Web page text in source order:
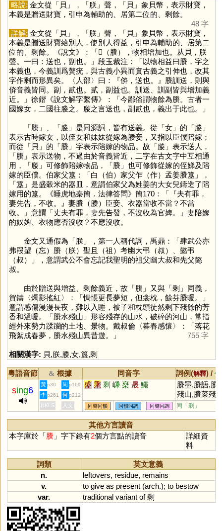
略說: 金文從「 貝 」，「朕」聲，「 貝 」象貝幣，表示財寶，
本義是贈送財寶，引申為輔助的、居第二位的、剩餘。
48 字
詳解: 金文從「 貝 」，「朕」聲，「 貝 」象貝幣，表示財寶，
本義是贈送財寶給別人，使別人得益，引申為輔助的、居第二
位的、剩餘。《說文》：「𧷽（賸），物相增加也。从貝，朕
聲。一曰：送也，副也。」段玉裁注：「以物相益曰賸，字之
本義也，今義訓爲贅疣，與古義小異而實古義之引伸也，改其
字作剩而形異矣。〈人部〉曰：『㑞，送也。』賸訓送，則與
㑞音義皆同。副，貳也。貳，副益也。訓送、訓副皆與增加義
近。」徐鍇《說文解字繫傳》：「今鄙俗謂物餘為賸。古者一
國嫁女，二國往媵之。媵之言送也，副貳也，義出于此也。」
「賸」、「媵」是同源詞，皆有送義。從「女」的「媵」
表示古時嫁女，以侄女和妹妹從嫁為媵妾，又指以臣僕陪嫁；
而從「 貝 」的「賸」字表示陪嫁的物品。故「媵」表示送人，
「賸」表示送物，不過由於音義皆近，二字在古文字中互相通
用，「媵」可修飾陪嫁物品，「賸」也可修飾從嫁的侄娣及陪
嫁的臣僕。伯家父簋：「白（伯）家父乍（作）孟姜賸簋」，
「簋 」是盛穀米的器皿，意謂伯家父為姓姜的大女兒鑄造了陪
嫁用的簋。《睡虎地秦簡．法律答問》簡170：「『夫有罪，
妻先告，不收。』妻賸（媵）臣妾、衣器當收不當？不當
收。」意謂「丈夫有罪，妻先告發，不沒收為官婢。」妻陪嫁
的奴婢、衣物應否沒收？不應沒收。
金文又通假為「朕」，第一人稱代詞，禹鼎：「肆武公亦
弗叚望（忘）賸（朕）聖且（祖）考幽大弔（叔）、懿弔
（叔）」，意謂武公不會忘記我聖明的祖父幽大叔和先父懿
叔。
由於贈送與增益、剩餘義近，故「賸」又與「剩 」同義，
賀鑄〈燭影搖紅〉：「惆悵更長夢短，但衾枕，餘芬賸暖。」
意謂感傷漫漫長夜，難以入睡，被子和枕頭徒然剩下殘餘的芳
香和溫暖。「賸水殘山」形容殘存的山水，破碎的河山，常指
經外來勢力蹂躪的土地、景物。戴叔倫〈暮春感懷〉：「落花
飛絮成春夢，賸水殘山異昔遊。」
755 字
相關漢字: 貝,朕,媵,女,簋,剩
粵語音節 & 根據 同音字 詞例(解釋) /
sing6
黃 p30 周 p169 盛 乘 剩 嵊 椉 晟 鱦
賸墨,賸語,賸
殘山,賸菜殘
李 p261 何 p212
HKLS 人文 同聲同韻 同韻同調 同聲同調 同「剩 」
其他方言讀音
本字庫於「賸」字下錄有2個方言點的讀音
詳細資
料
詞類
英文意義
n.
leftovers, residue, remains
v.
to give as present(arch.); to bestow
var.
traditional variant of剩